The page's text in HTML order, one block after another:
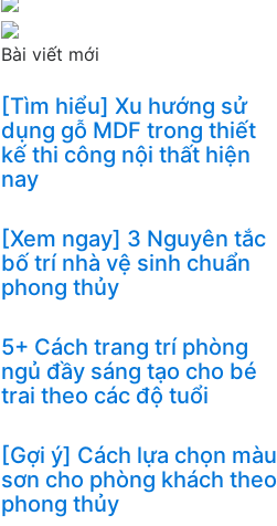
Bài viết mới
[Tìm hiểu] Xu hướng sử
dụng gỗ MDF trong thiết
kế thi công nội thất hiện
nay
[Xem ngay] 3 Nguyên tắc
bố trí nhà vệ sinh chuẩn
phong thủy
5+ Cách trang trí phòng
ngủ đầy sáng tạo cho bé
trai theo các độ tuổi
[Gợi ý] Cách lựa chọn màu
sơn cho phòng khách theo
phong thủy